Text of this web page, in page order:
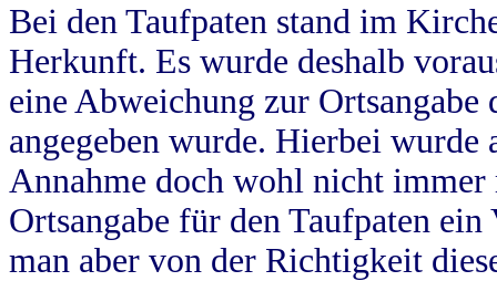
Bei den Taufpaten stand im
Herkunft. Es wurde deshalb
eine Abweichung zur
angegeben wurde. Hierbei wurde
Annahme doch wohl nicht
Ortsangabe für den Taufpaten
man aber von der Richtigkeit